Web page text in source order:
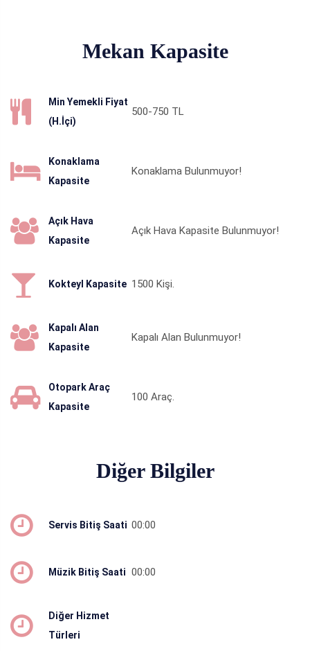
Mekan Kapasite
Min Yemekli Fiyat
(H.İçi)
500-750 TL
Konaklama
Kapasite
Konaklama Bulunmuyor!
Açık Hava
Kapasite
Açık Hava Kapasite Bulunmuyor!
Kokteyl Kapasite 1500 Kişi.
Kapalı Alan
Kapasite
Kapalı Alan Bulunmuyor!
Otopark Araç
Kapasite
100 Araç.
Diğer Bilgiler
Servis Bitiş Saati 00:00
Müzik Bitiş Saati 00:00
Diğer Hizmet
Türleri